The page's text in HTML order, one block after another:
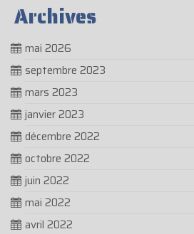
Archives
mai 2026
septembre 2023
mars 2023
janvier 2023
décembre 2022
octobre 2022
juin 2022
mai 2022
avril 2022